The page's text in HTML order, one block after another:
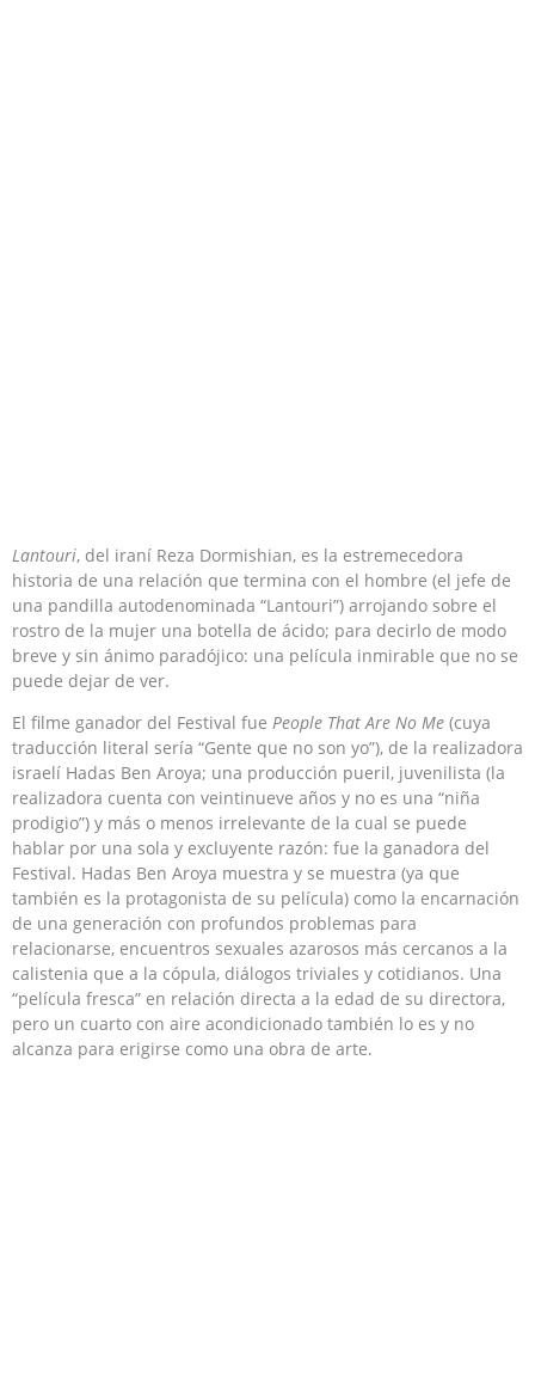
Lantouri, del iraní Reza Dormishian, es la estremecedora
historia de una relación que termina con el hombre (el jefe de
una pandilla autodenominada “Lantouri”) arrojando sobre el
rostro de la mujer una botella de ácido; para decirlo de modo
breve y sin ánimo paradójico: una película inmirable que no se
puede dejar de ver.
El filme ganador del Festival fue People That Are No Me (cuya
traducción literal sería “Gente que no son yo”), de la realizadora
israelí Hadas Ben Aroya; una producción pueril, juvenilista (la
realizadora cuenta con veintinueve años y no es una “niña
prodigio”) y más o menos irrelevante de la cual se puede
hablar por una sola y excluyente razón: fue la ganadora del
Festival. Hadas Ben Aroya muestra y se muestra (ya que
también es la protagonista de su película) como la encarnación
de una generación con profundos problemas para
relacionarse, encuentros sexuales azarosos más cercanos a la
calistenia que a la cópula, diálogos triviales y cotidianos. Una
“película fresca” en relación directa a la edad de su directora,
pero un cuarto con aire acondicionado también lo es y no
alcanza para erigirse como una obra de arte.